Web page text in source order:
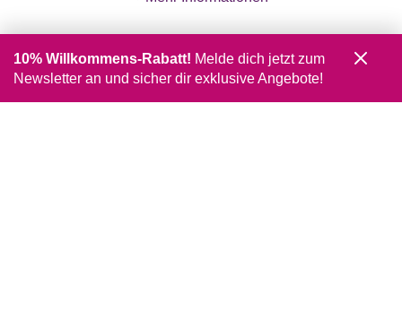
10% Willkommens-Rabatt! Melde dich jetzt zum
Newsletter an und sicher dir exklusive Angebote!